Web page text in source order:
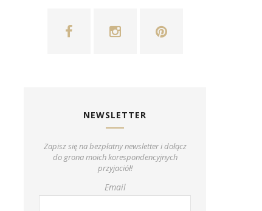
NEWSLETTER
Zapisz się na bezpłatny newsletter i dołącz
do grona moich korespondencyjnych
przyjaciół!
Email